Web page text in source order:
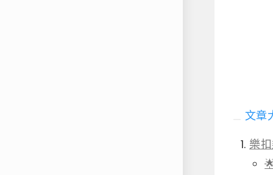
文章
樂